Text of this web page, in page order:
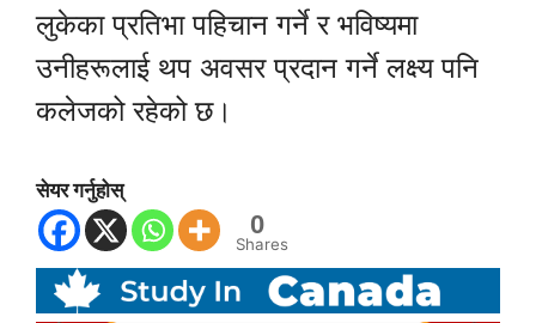
लुकेका प्रतिभा पहिचान गर्ने र भविष्यमा
उनीहरूलाई थप अवसर प्रदान गर्ने लक्ष्य पनि
कलेजको रहेको छ।
सेयर गर्नुहोस्
0
Shares